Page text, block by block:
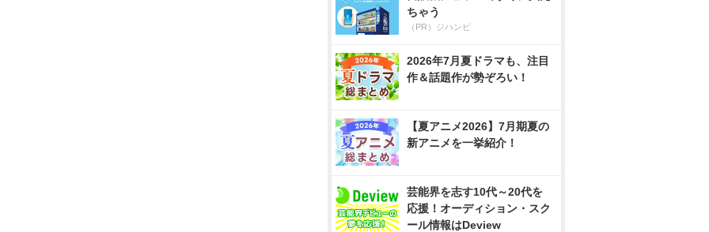
ちゃう
（PR）ジハンピ
2026年7月夏ドラマも、注目
作＆話題作が勢ぞろい！
【夏アニメ2026】7月期夏の
新アニメを一挙紹介！
芸能界を志す10代～20代を
応援！オーディション・スク
ール情報はDeview